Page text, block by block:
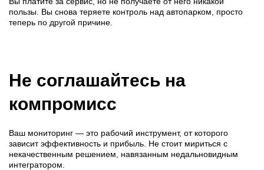
пользы. Вы снова теряете контроль над автопарком, просто
теперь по другой причине.
Не соглашайтесь на
компромисс
Ваш мониторинг — это рабочий инструмент, от которого
зависит эффективность и прибыль. Не стоит мириться с
некачественным решением, навязанным недальновидным
интегратором.